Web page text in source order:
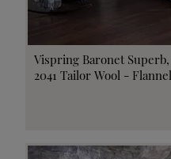
Vispring Baronet
2041 Tailor Wool - Flannel